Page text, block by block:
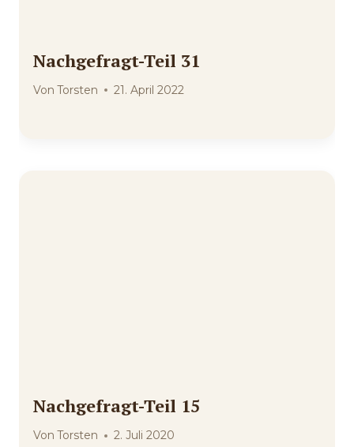
Nachgefragt-Teil 31
Von Torsten 21. April 2022
Nachgefragt-Teil 15
Von Torsten 2. Juli 2020